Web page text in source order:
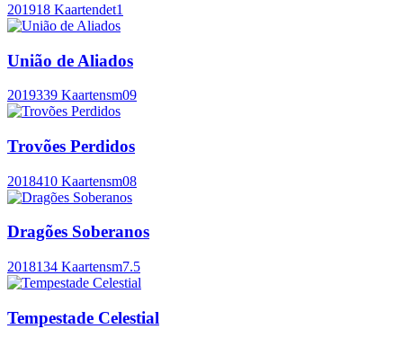
201918 Kaartendet1
União de Aliados
2019339 Kaartensm09
Trovões Perdidos
2018410 Kaartensm08
Dragões Soberanos
2018134 Kaartensm7.5
Tempestade Celestial